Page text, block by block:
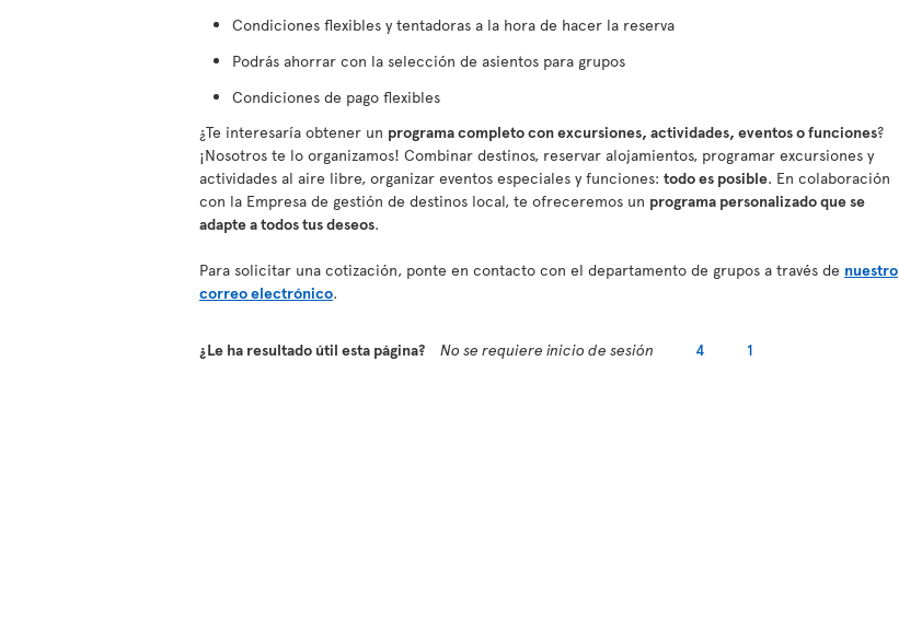
Condiciones flexibles y tentadoras a la hora de hacer la reserva
Podrás ahorrar con la selección de asientos para grupos
Condiciones de pago flexibles
¿Te interesaría obtener un programa completo con excursiones, actividades, eventos o funciones?
¡Nosotros te lo organizamos! Combinar destinos, reservar alojamientos, programar excursiones y
actividades al aire libre, organizar eventos especiales y funciones: todo es posible. En colaboración
con la Empresa de gestión de destinos local, te ofreceremos un programa personalizado que se
adapte a todos tus deseos.
Para solicitar una cotización, ponte en contacto con el departamento de grupos a través de nuestro
correo electrónico.
¿Le ha resultado útil esta página? No se requiere inicio de sesión 4 1